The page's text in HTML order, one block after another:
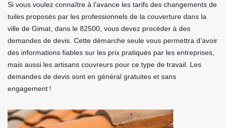
Si vous voulez connaître à l’avance les tarifs des changements de
tuiles proposés par les professionnels de la couverture dans la
ville de Gimat, dans le 82500, vous devez procéder à des
demandes de devis. Cette démarche seule vous permettra d’avoir
des informations fiables sur les prix pratiqués par les entreprises,
mais aussi les artisans couvreurs pour ce type de travail. Les
demandes de devis sont en général gratuites et sans
engagement !